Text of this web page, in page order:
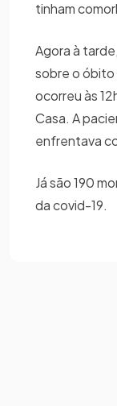
tinham
Agora à
sobre o óbito
ocorreu às
Casa. A
enfrentava
Já são 190
da covid-19.